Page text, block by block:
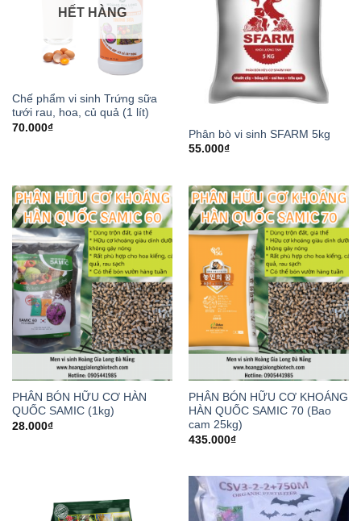
HẾT HÀNG
Chế phẩm vi sinh Trứng sữa
tưới rau, hoa, củ quả (1 lít)
70.000₫
Phân bò vi sinh SFARM 5kg
55.000₫
PHÂN BÓN HỮU CƠ HÀN
QUỐC SAMIC (1kg)
28.000₫
PHÂN BÓN HỮU CƠ KHOÁNG
HÀN QUỐC SAMIC 70 (Bao
cam 25kg)
435.000₫